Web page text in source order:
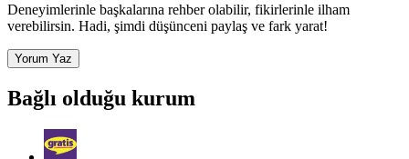
Deneyimlerinle başkalarına rehber olabilir, fikirlerinle ilham
verebilirsin. Hadi, şimdi düşünceni paylaş ve fark yarat!
Yorum Yaz
Bağlı olduğu kurum